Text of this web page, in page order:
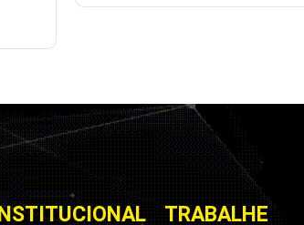
INSTITUCIONAL
TRABALHE